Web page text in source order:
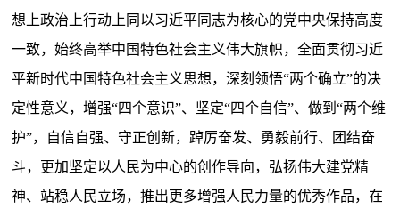
想上政治上行动上同以习近平同志为核心的党中央保持高度
一致，始终高举中国特色社会主义伟大旗帜，全面贯彻习近
平新时代中国特色社会主义思想，深刻领悟“两个确立”的决
定性意义，增强“四个意识”、坚定“四个自信”、做到“两个维
护”，自信自强、守正创新，踔厉奋发、勇毅前行、团结奋
斗，更加坚定以人民为中心的创作导向，弘扬伟大建党精
神、站稳人民立场，推出更多增强人民力量的优秀作品，在